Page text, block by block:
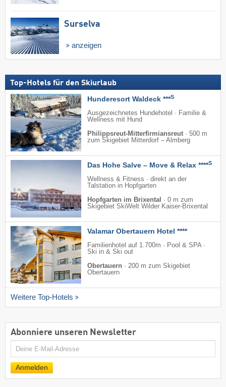
Surselva
anzeigen
Top-Hotels für den Skiurlaub
Hunderesort Waldeck ***S
Ausgezeichnetes Hundehotel · Familie &
Wellness mit Hund
Philippsreut-Mitterfirmiansreut · 500 m
zum Skigebiet Mitterdorf – Almberg
Das Hohe Salve – Move & Relax ****S
Wellness & Fitness · direkt an der
Talstation in Hopfgarten
Hopfgarten im Brixental · 0 m zum
Skigebiet SkiWelt Wilder Kaiser-Brixental
Valamar Obertauern Hotel ****
Familienhotel auf 1.700m · Pool & SPA ·
Ski in & Ski out
Obertauern · 200 m zum Skigebiet
Obertauern
Weitere Top-Hotels
Abonniere unseren Newsletter
E-
Anmelden